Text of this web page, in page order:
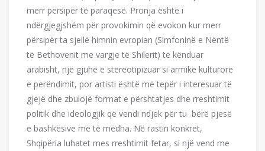
merr përsipër të paraqesë. Pronja është i
ndërgjegjshëm për provokimin që evokon kur merr
përsipër ta sjellë himnin evropian (Simfoninë e Nëntë
të Bethovenit me vargje të Shilerit) të kënduar
arabisht, një gjuhë e stereotipizuar si armike kulturore
e perëndimit, por artisti është më tepër i interesuar të
gjejë dhe zbulojë format e përshtatjes dhe rreshtimit
politik dhe ideologjik që vendi ndjek për tu bërë pjesë
e bashkësive më të mëdha. Në rastin konkret,
Shqipëria luhatet mes rreshtimit fetar, si një vend me